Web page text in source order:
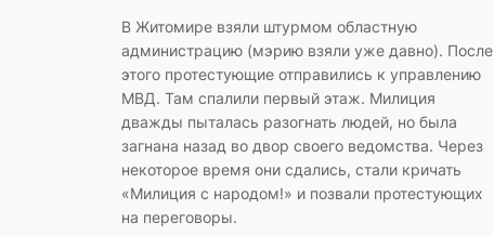
В Житомире взяли штурмом областную
администрацию (мэрию взяли уже давно). После
этого протестующие отправились к управлению
МВД. Там спалили первый этаж. Милиция
дважды пыталась разогнать людей, но была
загнана назад во двор своего ведомства. Через
некоторое время они сдались, стали кричать
«Милиция с народом!» и позвали протестующих
на переговоры.